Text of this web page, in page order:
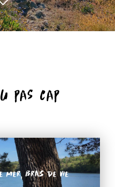
PAS CAP
mer, bras de vie